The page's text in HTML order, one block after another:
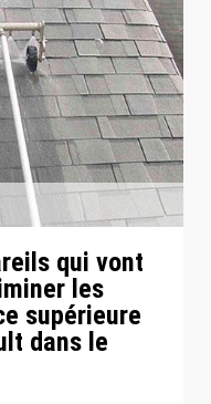
qui vont
les
supérieure
dans le